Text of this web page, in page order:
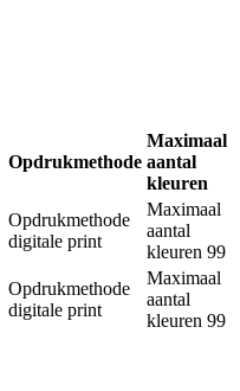
Opdrukmethode
Maximaal
aantal
kleuren
Opdrukmethode
digitale print
Maximaal
aantal
kleuren 99
Opdrukmethode
digitale print
Maximaal
aantal
kleuren 99